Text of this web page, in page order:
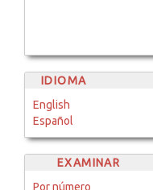
IDIOMA
English
Español
EXAMINAR
Por número